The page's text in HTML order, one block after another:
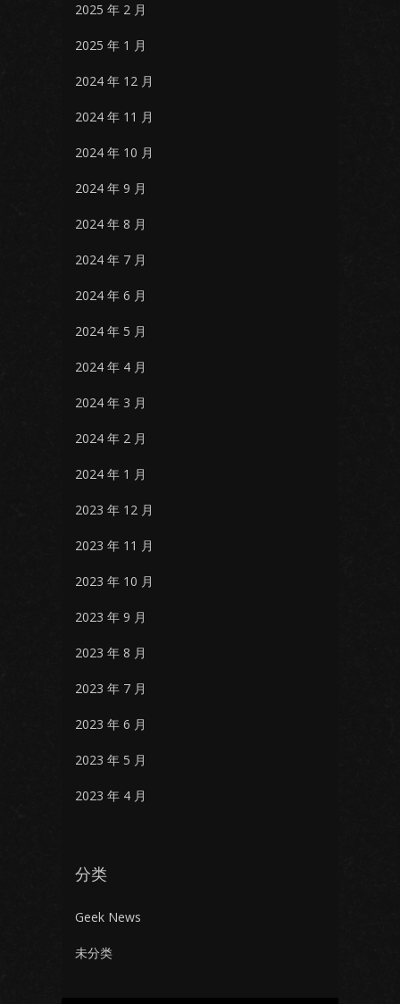
2025 年 2 月
2025 年 1 月
2024 年 12 月
2024 年 11 月
2024 年 10 月
2024 年 9 月
2024 年 8 月
2024 年 7 月
2024 年 6 月
2024 年 5 月
2024 年 4 月
2024 年 3 月
2024 年 2 月
2024 年 1 月
2023 年 12 月
2023 年 11 月
2023 年 10 月
2023 年 9 月
2023 年 8 月
2023 年 7 月
2023 年 6 月
2023 年 5 月
2023 年 4 月
分类
Geek News
未分类